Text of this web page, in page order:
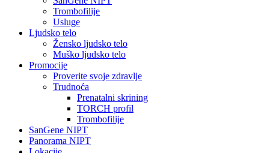
Trombofilije
Usluge
Ljudsko telo
Žensko ljudsko telo
Muško ljudsko telo
Promocije
Proverite svoje zdravlje
Trudnoća
Prenatalni skrining
TORCH profil
Trombofilije
SanGene NIPT
Panorama NIPT